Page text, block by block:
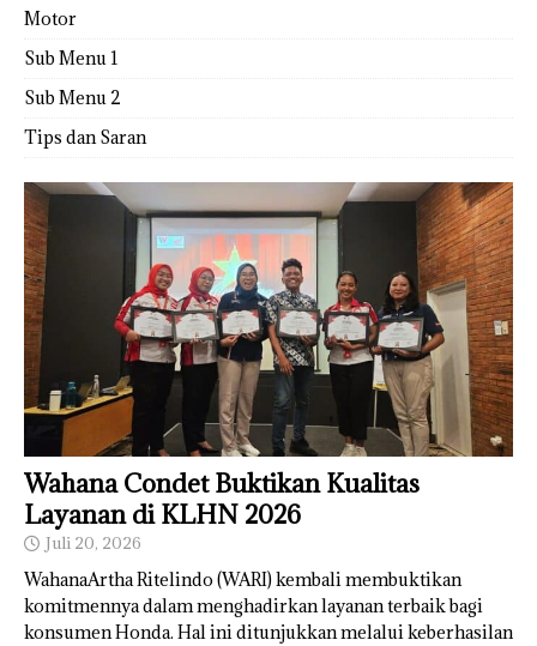
Motor
Sub Menu 1
Sub Menu 2
Tips dan Saran
Wahana Condet Buktikan Kualitas
Layanan di KLHN 2026
Juli 20, 2026
WahanaArtha Ritelindo (WARI) kembali membuktikan
komitmennya dalam menghadirkan layanan terbaik bagi
konsumen Honda. Hal ini ditunjukkan melalui keberhasilan